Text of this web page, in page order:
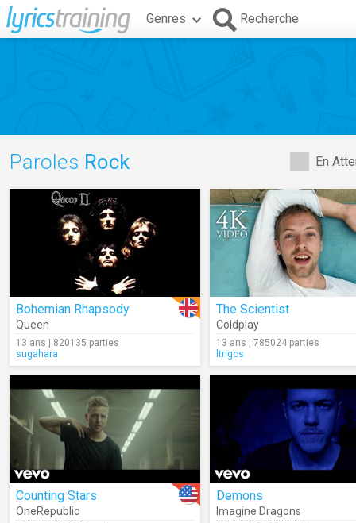
Genres Recherche
En
Paroles Rock
Bohemian Rhapsody
Queen
13 ans | 820135 parties
sugahara
The Scientist
Coldplay
13 ans | 785024 parties
ltrigos
Counting Stars
OneRepublic
Demons
Imagine Dragons